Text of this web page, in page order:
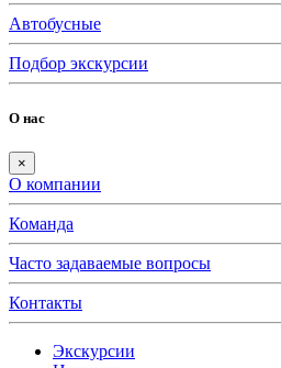
Автобусные
Подбор экскурсии
О нас
×
О компании
Команда
Часто задаваемые вопросы
Контакты
Экскурсии